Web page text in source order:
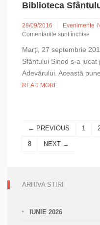
Alba
Biblioteca
28/09/2016 Evenimente
Comentariile sunt închise
CALEA
ADEVĂRULUI
–
de
Sinod
Marți, 27 septembrie
Sfântului Sinod s-a
Adevărului. Această
READ MORE
← PREVIOUS 1
8 NEXT →
ARHIVA STIRI
IUNIE 2026